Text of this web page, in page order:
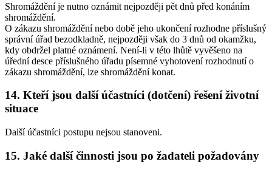
Shromáždění je nutno oznámit nejpozději pět dnů před konáním
shromáždění.
O zákazu shromáždění nebo době jeho ukončení rozhodne příslušný
správní úřad bezodkladně, nejpozději však do 3 dnů od okamžku,
kdy obdržel platné oznámení. Není-li v této lhůtě vyvěšeno na
úřední desce příslušného úřadu písemné vyhotovení rozhodnutí o
zákazu shromáždění, lze shromáždění konat.
14. Kteří jsou další účastníci (dotčení) řešení životní
situace
Další účastníci postupu nejsou stanoveni.
15. Jaké další činnosti jsou po žadateli požadovány